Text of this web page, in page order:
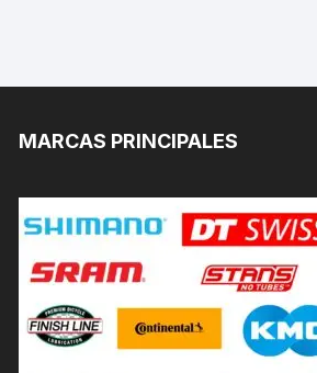
MARCAS PRINCIPALES